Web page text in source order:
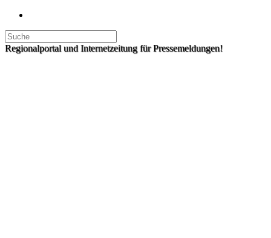
Regionalportal und Internetzeitung für Pressemeldungen!